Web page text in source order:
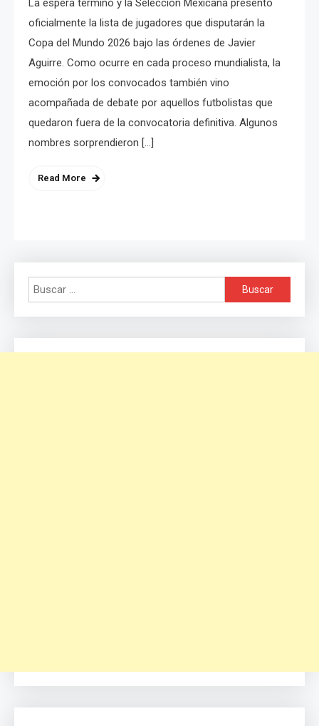
La espera terminó y la Selección Mexicana presentó
oficialmente la lista de jugadores que disputarán la
Copa del Mundo 2026 bajo las órdenes de Javier
Aguirre. Como ocurre en cada proceso mundialista, la
emoción por los convocados también vino
acompañada de debate por aquellos futbolistas que
quedaron fuera de la convocatoria definitiva. Algunos
nombres sorprendieron […]
Read More
Buscar: